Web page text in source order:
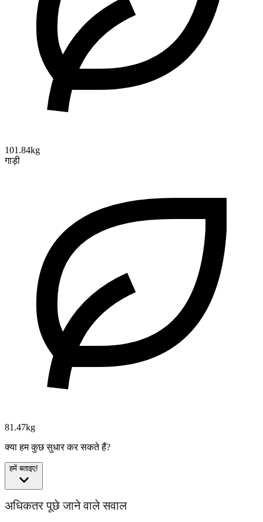
101.84kg
गाड़ी
81.47kg
क्या हम कुछ सुधार कर सकते हैं?
हमें बताइए!
अधिकतर पूछे जाने वाले सवाल